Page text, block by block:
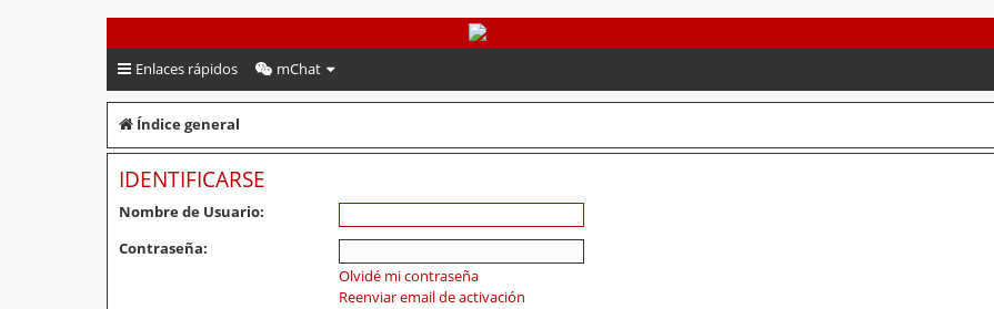
PeruVoley.com
Enlaces rápidos mChat
Índice general
IDENTIFICARSE
Nombre de Usuario:
Contraseña:
Olvidé mi contraseña
Reenviar email de activación